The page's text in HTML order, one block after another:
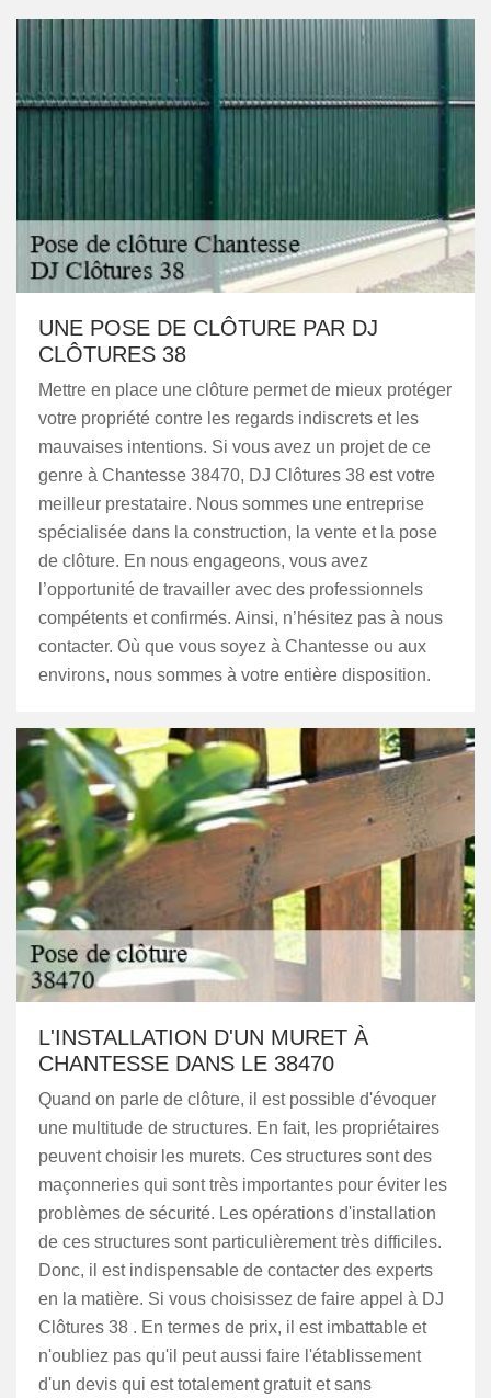
UNE POSE DE CLÔTURE PAR DJ
CLÔTURES 38
Mettre en place une clôture permet de mieux protéger
votre propriété contre les regards indiscrets et les
mauvaises intentions. Si vous avez un projet de ce
genre à Chantesse 38470, DJ Clôtures 38 est votre
meilleur prestataire. Nous sommes une entreprise
spécialisée dans la construction, la vente et la pose
de clôture. En nous engageons, vous avez
l’opportunité de travailler avec des professionnels
compétents et confirmés. Ainsi, n’hésitez pas à nous
contacter. Où que vous soyez à Chantesse ou aux
environs, nous sommes à votre entière disposition.
L'INSTALLATION D'UN MURET À
CHANTESSE DANS LE 38470
Quand on parle de clôture, il est possible d'évoquer
une multitude de structures. En fait, les propriétaires
peuvent choisir les murets. Ces structures sont des
maçonneries qui sont très importantes pour éviter les
problèmes de sécurité. Les opérations d'installation
de ces structures sont particulièrement très difficiles.
Donc, il est indispensable de contacter des experts
en la matière. Si vous choisissez de faire appel à DJ
Clôtures 38 . En termes de prix, il est imbattable et
n'oubliez pas qu'il peut aussi faire l'établissement
d'un devis qui est totalement gratuit et sans